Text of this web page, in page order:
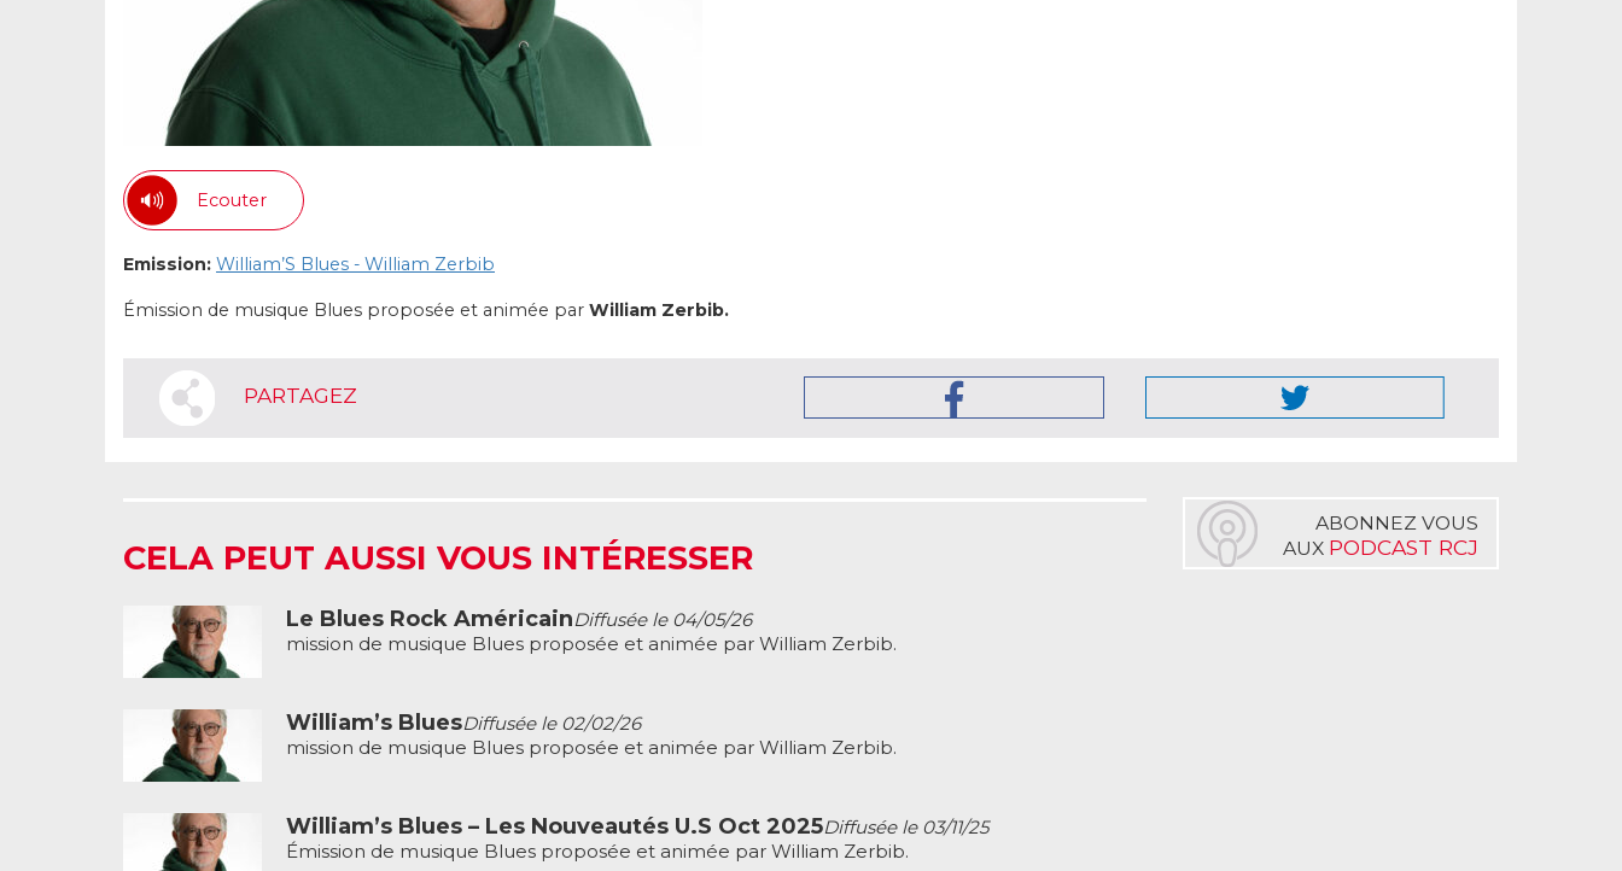
Ecouter
Emission: William’S Blues - William Zerbib
Émission de musique Blues proposée et animée par William Zerbib.
PARTAGEZ
CELA PEUT AUSSI VOUS INTÉRESSER
Le Blues Rock AméricainDiffusée le 04/05/26
mission de musique Blues proposée et animée par William Zerbib.
William’s BluesDiffusée le 02/02/26
mission de musique Blues proposée et animée par William Zerbib.
William’s Blues – Les Nouveautés U.S Oct 2025Diffusée le 03/11/25
Émission de musique Blues proposée et animée par William Zerbib.
ABONNEZ VOUS
AUX PODCAST RCJ